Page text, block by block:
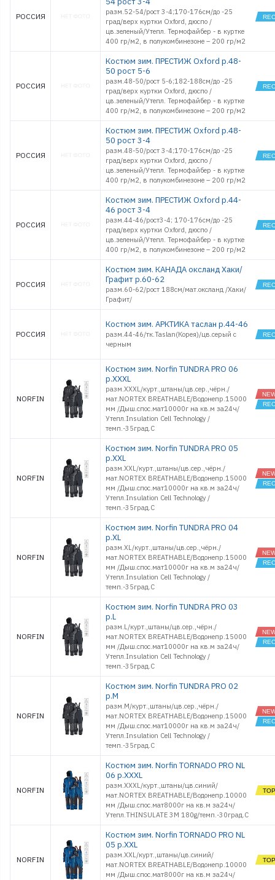
РОССИЯ
разм.52-54/рост 3-4;170-176см/до -25
град/верх куртки Oxford, дюспо /
цв.зеленый/Утепл. Термофайбер - в куртке
400 гр/м2, в полукомбинезоне – 200 гр/м2
РОССИЯ
Костюм зим. ПРЕСТИЖ Oxford р.48-
50 рост 5-6
разм.48-50/рост 5-6;182-188см/до -25
град/верх куртки Oxford, дюспо /
цв.зеленый/Утепл. Термофайбер - в куртке
400 гр/м2, в полукомбинезоне – 200 гр/м2
РОССИЯ
Костюм зим. ПРЕСТИЖ Oxford р.48-
50 рост 3-4
разм.48-50/рост 3-4;170-176см/до -25
град/верх куртки Oxford, дюспо /
цв.зеленый/Утепл. Термофайбер - в куртке
400 гр/м2, в полукомбинезоне – 200 гр/м2
РОССИЯ
Костюм зим. ПРЕСТИЖ Oxford р.44-
46 рост 3-4
разм.44-46/рост3-4; 170-176см/до -25
град/верх куртки Oxford, дюспо /
цв.зеленый/Утепл. Термофайбер - в куртке
400 гр/м2, в полукомбинезоне – 200 гр/м2
РОССИЯ
Костюм зим. КАНАДА оксланд Хаки/
Графит р.60-62
разм.60-62/рост 188см/мат.оксланд /Хаки/
Графит/
РОССИЯ
Костюм зим. АРКТИКА таслан р.44-46
разм.44-46/тк.Taslan(Корея)/цв.серый с
черным
NORFIN
Костюм зим. Norfin TUNDRA PRO 06
р.XXXL
разм.XXXL/курт.,штаны/цв.сер.,чёрн./
мат.NORTEX BREATHABLE/Водонепр.15000
мм /Дыш.спос.мат10000г на кв.м за24ч/
Утепл.Insulation Cell Technology /
темп.-35град.С
NORFIN
Костюм зим. Norfin TUNDRA PRO 05
р.XXL
разм.XXL/курт.,штаны/цв.сер.,чёрн./
мат.NORTEX BREATHABLE/Водонепр.15000
мм /Дыш.спос.мат10000г на кв.м за24ч/
Утепл.Insulation Cell Technology /
темп.-35град.С
NORFIN
Костюм зим. Norfin TUNDRA PRO 04
р.XL
разм.XL/курт.,штаны/цв.сер.,чёрн./
мат.NORTEX BREATHABLE/Водонепр.15000
мм /Дыш.спос.мат10000г на кв.м за24ч/
Утепл.Insulation Cell Technology /
темп.-35град.С
NORFIN
Костюм зим. Norfin TUNDRA PRO 03
р.L
разм.L/курт.,штаны/цв.сер.,чёрн./
мат.NORTEX BREATHABLE/Водонепр.15000
мм /Дыш.спос.мат10000г на кв.м за24ч/
Утепл.Insulation Cell Technology /
темп.-35град.С
NORFIN
Костюм зим. Norfin TUNDRA PRO 02
р.M
разм.M/курт.,штаны/цв.сер.,чёрн./
мат.NORTEX BREATHABLE/Водонепр.15000
мм /Дыш.спос.мат10000г на кв.м за24ч/
Утепл.Insulation Cell Technology /
темп.-35град.С
NORFIN
Костюм зим. Norfin TORNADO PRO NL
06 р.XXXL
разм.XXXL/курт.,штаны/цв.синий/
мат.NORTEX BREATHABLE/Водонепр.10000
мм /Дыш.спос.мат8000г на кв.м за24ч/
Утепл.THINSULATE 3M 180g/темп.-30град.С
NORFIN
Костюм зим. Norfin TORNADO PRO NL
05 р.XXL
разм.XXL/курт.,штаны/цв.синий/
мат.NORTEX BREATHABLE/Водонепр.10000
мм /Дыш.спос.мат8000г на кв.м за24ч/